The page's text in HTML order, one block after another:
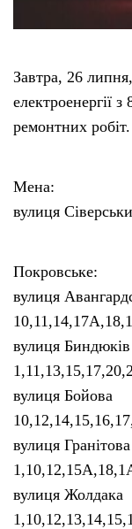
Завтра, 26
електроенергії
ремонтних робіт.
Мена:
вулиця
Покровське:
вулиця
вулиця Биндюків
вулиця Бойова
вулиця Гранітова
вулиця Жолдака